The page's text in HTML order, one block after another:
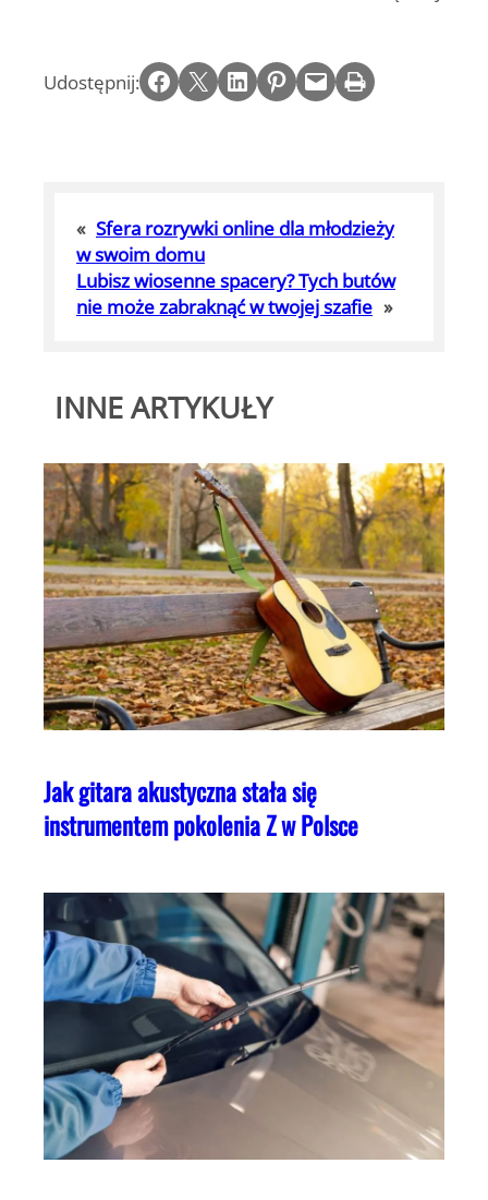
Udostępnij: Share on Facebook Email this Page Share on LinkedIn Share on Pinterest Email this Page Print this Page
« Sfera rozrywki online dla młodzieży
w swoim domu
Lubisz wiosenne spacery? Tych butów
nie może zabraknąć w twojej szafie »
INNE ARTYKUŁY
Jak gitara akustyczna stała się
instrumentem pokolenia Z w Polsce